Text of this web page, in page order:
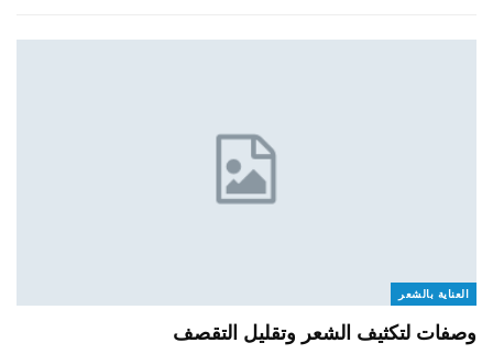
العناية بالشعر
وصفات لتكثيف الشعر وتقليل التقصف